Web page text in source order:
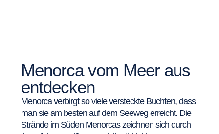
Menorca vom Meer aus
entdecken
Menorca verbirgt so viele versteckte Buchten, dass
man sie am besten auf dem Seeweg erreicht. Die
Strände im Süden Menorcas zeichnen sich durch